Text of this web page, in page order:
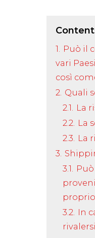
1. Può il
vari
così
2. Quali
2.1. La
2.2. La
2.3. La
3.
3.1.
3.2. In